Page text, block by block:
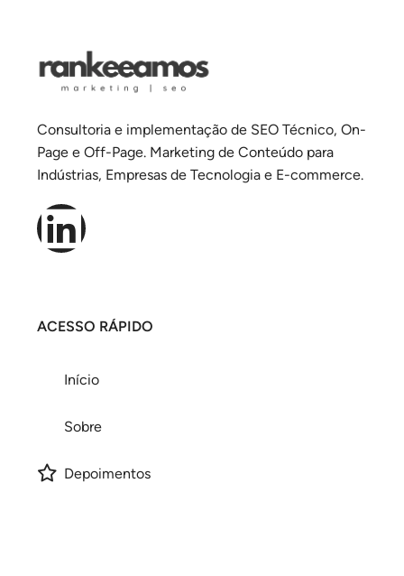
Consultoria e implementação de SEO Técnico, On-
Page e Off-Page. Marketing de Conteúdo para
Indústrias, Empresas de Tecnologia e E-commerce.
ACESSO RÁPIDO
Início
Sobre
Depoimentos